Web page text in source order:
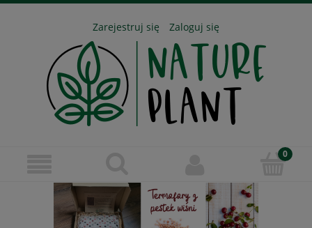
Zarejestruj się Zaloguj się